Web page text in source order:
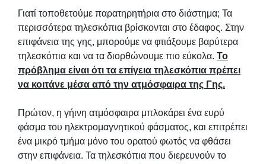
Γιατί τοποθετούμε παρατηρητήρια στο διάστημα; Τα
περισσότερα τηλεσκόπια βρίσκονται στο έδαφος. Στην
επιφάνεια της γης, μπορούμε να φτιάξουμε βαρύτερα
τηλεσκόπια και να τα διορθώνουμε πιο εύκολα. Το
πρόβλημα είναι ότι τα επίγεια τηλεσκόπια πρέπει
να κοιτάνε μέσα από την ατμόσφαιρα της Γης.
Πρώτον, η γήινη ατμόσφαιρα μπλοκάρει ένα ευρύ
φάσμα του ηλεκτρομαγνητικού φάσματος, και επιτρέπει
ένα μικρό τμήμα μόνο του ορατού φωτός να φθάσει
στην επιφάνεια. Τα τηλεσκόπια που διερευνούν το